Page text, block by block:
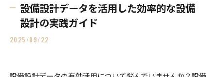
設備設計データを活用した効率的な設備
設計の実践ガイド
2025/09/22